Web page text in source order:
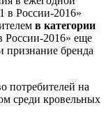
в России-2016»
в категории
2016» еще
признание бренда
потребителей на
среди кровельных